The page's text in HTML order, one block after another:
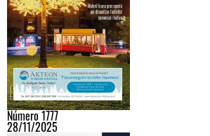
Número 1777
28/11/2025